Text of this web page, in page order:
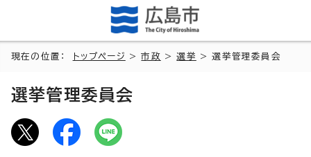
現在の位置： トップページ >市政 >選挙 > 選挙管理委員会
選挙管理委員会